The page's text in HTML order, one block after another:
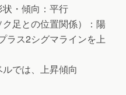
状・傾向：平行
ク足との位置関係）：陽
ラス2シグマラインを上
ルでは、上昇傾向